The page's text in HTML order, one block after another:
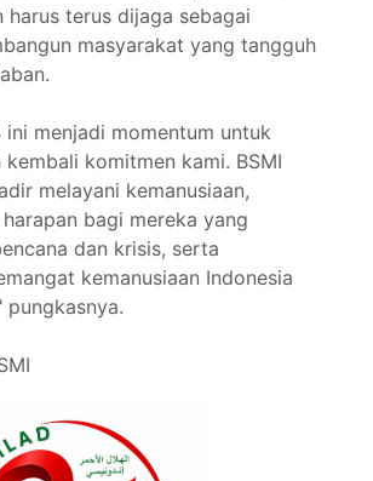
harus terus dijaga sebagai
masyarakat yang tangguh
menjadi momentum untuk
kembali komitmen kami. BSMI
melayani kemanusiaan,
bagi mereka yang
dan krisis, serta
kemanusiaan Indonesia
pungkasnya.